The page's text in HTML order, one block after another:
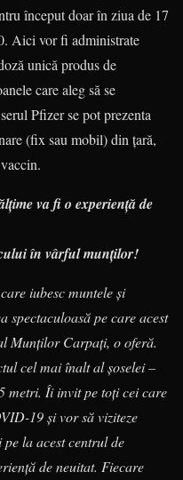
început doar în ziua de 17
Aici vor fi administrate
unică produs de
care aleg să se
Pfizer se pot prezenta
(fix sau mobil) din țară,
va fi o experiență de
în vârful munților!
iubesc muntele și
spectaculoasă pe care acest
Munților Carpați, o oferă.
cel mai înalt al șoselei –
metri. Îi invit pe toți cei care
19 și vor să viziteze
la acest centrul de
de neuitat. Fiecare